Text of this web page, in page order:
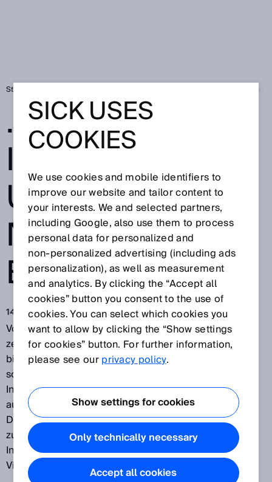
Startseite
... AND ACTION!
INNOVATIONEN
UND SENSOR-
NEUHEITEN IM
EINSATZ
14.01.2019
Vom weltweit ersten für den Einsatz im Außenbereich
zertifizierten Sicherheits-Laserscanner, über die
bidirektionale Edge-Cloud-Integration bis hin zu
schlüsselfertigen Komplettlösungen: Sensor
Intelligence spielt eine entscheidende Rolle in
automatisierten Produktions- und Logistikprozessen.
Die Weiterentwicklung von Sensor-Daten
zu verlässlichen, weltweit verfügbaren
Informationen ist dafür ein wesentlicher Erfolgsfaktor.
Vier Innovationen von SICK im Video:
SICK USES
COOKIES
We use cookies and mobile identifiers to
improve our website and tailor content to
your interests. We and selected partners,
including Google, also use them to process
personal data for personalized and
non‑personalized advertising (including ads
personalization), as well as measurement
and analytics. By clicking the “Accept all
cookies” button you consent to the use of
cookies. You can select which cookies you
want to allow by clicking the “Show settings
for cookies” button. For further information,
please see ourprivacy policy.
Show settings for cookies
Only technically necessary
Accept all cookies